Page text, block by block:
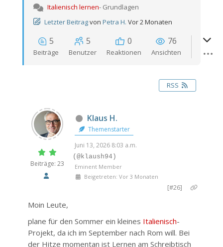
Italienisch lernen- Grundlagen
Letzter Beitragvon Petra H. Vor 2 Monaten
5
Beiträge
5
Benutzer
0
Reaktionen
76
Ansichten
RSS
Beiträge: 23
Klaus H.
Themenstarter
Juni 13, 2026 8:03 a.m.
(@klaush94)
Eminent Member
Beigetreten: Vor 3 Monaten
[#26]
Moin Leute,
plane für den Sommer ein kleines Italienisch-
Projekt, da ich im September nach Rom will. Bei
der Hitze momentan ist Lernen am Schreibtisch